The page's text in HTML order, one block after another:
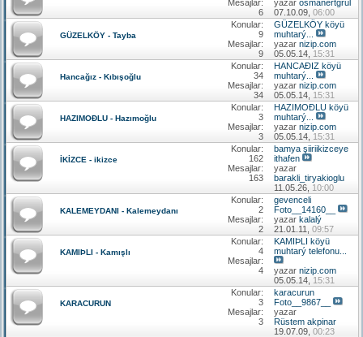
Mesajlar:
6
yazar osmanertgrul
07.10.09, 06:00
GÜZELKÖY - Tayba
Konular:
9
Mesajlar:
9
GÜZELKÖY köyü
muhtarý...
yazar nizip.com
05.05.14, 15:31
Hancağız - Kıbışoğlu
Konular:
34
Mesajlar:
34
HANCAÐIZ köyü
muhtarý...
yazar nizip.com
05.05.14, 15:31
HAZIMOÐLU - Hazımoğlu
Konular:
3
Mesajlar:
3
HAZIMOÐLU köyü
muhtarý...
yazar nizip.com
05.05.14, 15:31
İKİZCE - ikizce
Konular:
162
Mesajlar:
163
bamya şiiriikizceye
ithafen
yazar
barakli_tiryakioglu
11.05.26, 10:00
KALEMEYDANI - Kalemeydanı
Konular:
2
Mesajlar:
2
gevenceli
Foto__14160__
yazar kalalý
21.01.11, 09:57
KAMIÞLI - Kamışlı
Konular:
4
Mesajlar:
4
KAMIÞLI köyü
muhtarý telefonu...
yazar nizip.com
05.05.14, 15:31
KARACURUN
Konular:
3
Mesajlar:
3
karacurun
Foto__9867__
yazar
Rüstem akpinar
19.07.09, 00:23